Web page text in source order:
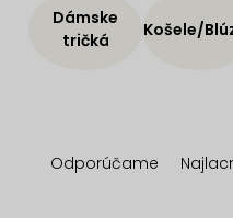
Dámske
tričká
Košele/
R
Odporúčame